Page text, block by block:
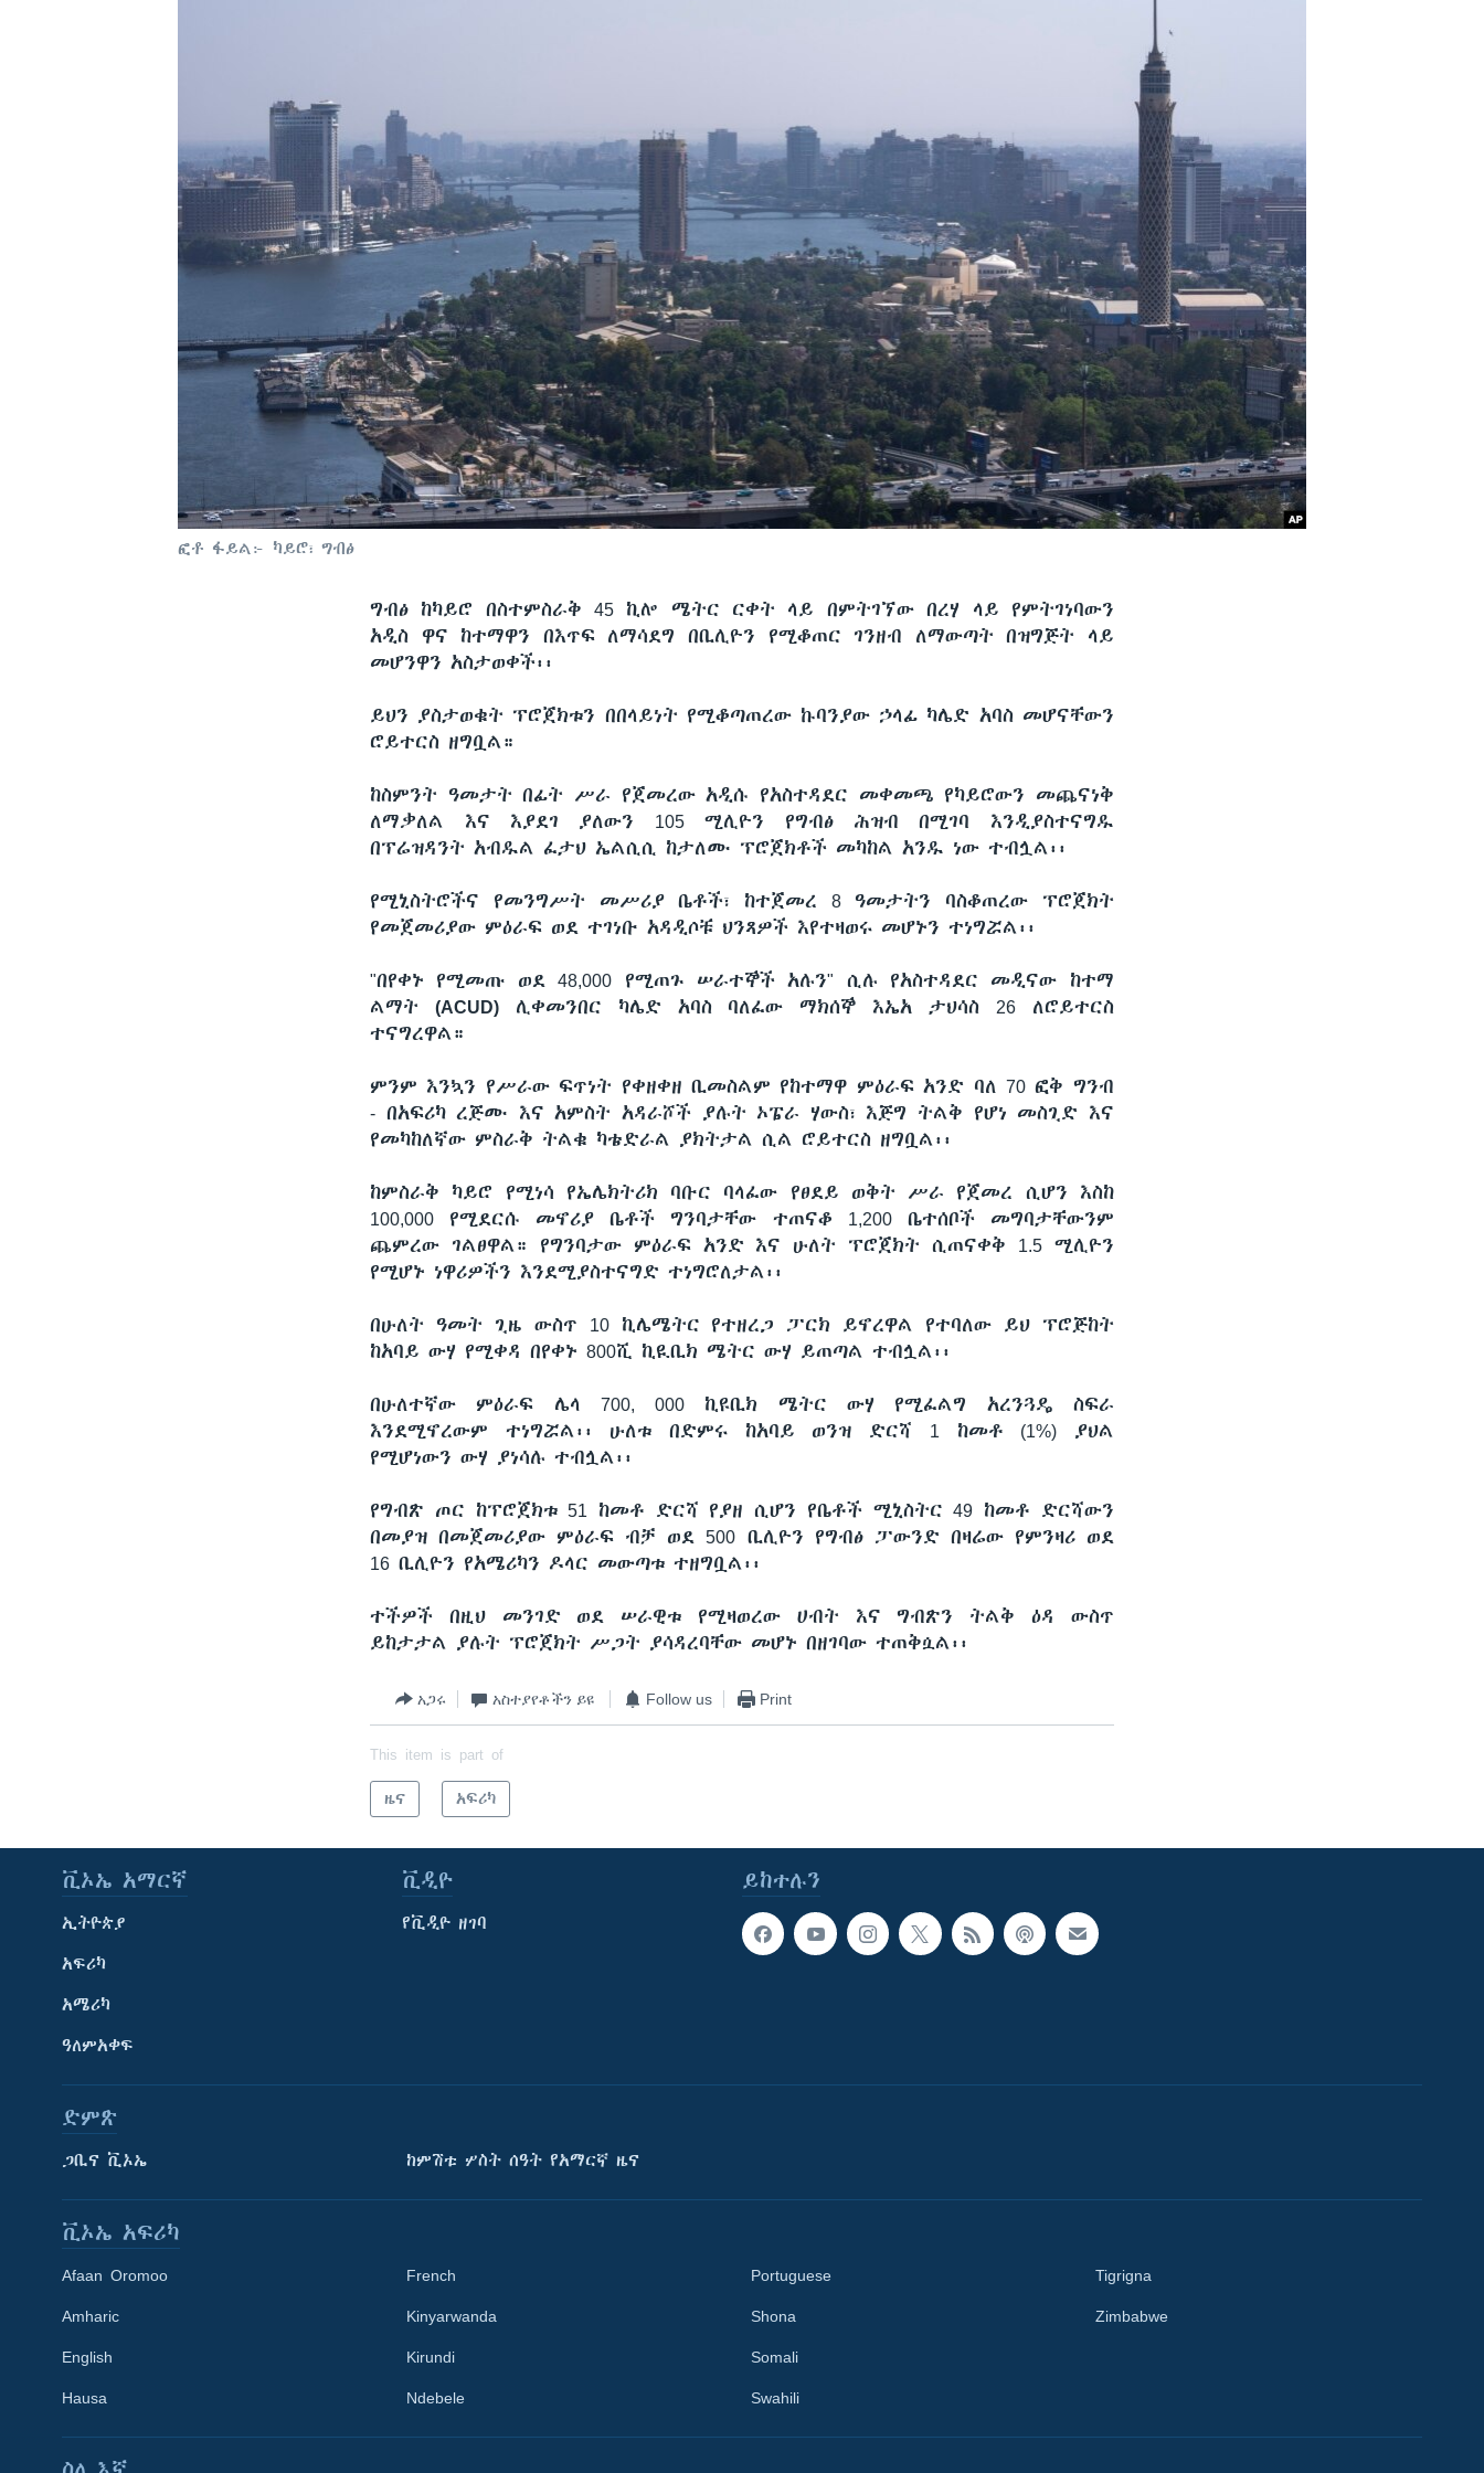
Learning English
ፎቶ ፋይል፦ ካይሮ፣ ግብፅ
ግብፅ ከካይሮ በስተምስራቅ 45 ኪሎ ሜትር ርቀት ላይ በምትገኘው በረሃ ላይ የምትገነባውን
አዲስ ዋና ከተማዋን በእጥፍ ለማሳደግ በቢሊዮን የሚቆጠር ገንዘብ ለማውጣት በዝግጅት ላይ
መሆንዋን አስታወቀች፡፡
ይህን ያስታወቁት ፕሮጀክቱን በበላይነት የሚቆጣጠረው ኩባንያው ኃላፊ ካሌድ አባስ መሆናቸውን
ሮይተርስ ዘግቧል።
ከስምንት ዓመታት በፊት ሥራ የጀመረው አዲሱ የአስተዳደር መቀመጫ የካይሮውን መጨናነቅ
ለማቃለል እና እያደገ ያለውን 105 ሚሊዮን የግብፅ ሕዝብ በሚገባ እንዲያስተናግዱ
በፕሬዝዳንት አብዱል ፈታህ ኤልሲሲ ከታለሙ ፕሮጀክቶች መካከል አንዱ ነው ተብሏል፡፡
የሚኒስትሮችና የመንግሥት መሥሪያ ቤቶች፣ ከተጀመረ 8 ዓመታትን ባስቆጠረው ፕሮጀክት
የመጀመሪያው ምዕራፍ ወደ ተገነቡ አዳዲሶቹ ህንጻዎች እየተዛወሩ መሆኑን ተነግሯል፡፡
"በየቀኑ የሚመጡ ወደ 48,000 የሚጠጉ ሠራተኞች አሉን" ሲሉ የአስተዳደር መዲናው ከተማ
ልማት (ACUD)ሊቀመንበር ካሌድ አባስ ባለፈው ማክሰኞ እኤአ ታህሳስ 26 ለሮይተርስ
ተናግረዋል።
ምንም እንኳን የሥራው ፍጥነት የቀዘቀዘ ቢመስልም የከተማዋ ምዕራፍ አንድ ባለ 70 ፎቅ ግንብ
- በአፍሪካ ረጅሙ እና አምስት አዳራሾች ያሉት ኦፔራ ሃውስ፣ እጅግ ትልቅ የሆነ መስጊድ እና
የመካከለኛው ምስራቅ ትልቁ ካቴድራል ያክትታል ሲል ሮይተርስ ዘግቧል፡፡
ከምስራቅ ካይሮ የሚነሳ የኤሌክትሪክ ባቡር ባላፈው የፀደይ ወቅት ሥራ የጀመረ ሲሆን እስከ
100,000 የሚደርሱ መኖሪያ ቤቶች ግንባታቸው ተጠናቆ 1,200 ቤተሰቦች መግባታቸውንም
ጨምረው ገልፀዋል። የግንባታው ምዕራፍ አንድ እና ሁለት ፕሮጀክት ሲጠናቀቅ 1.5 ሚሊዮን
የሚሆኑ ነዋሪዎችን እንደሚያስተናግድ ተነግሮለታል፡፡
በሁለት ዓመት ጊዜ ውስጥ 10 ኪሌሜትር የተዘረጋ ፓርክ ይኖረዋል የተባለው ይህ ፕሮጅከት
ከአባይ ውሃ የሚቀዳ በየቀኑ 800ሺ ኪዪቢክ ሜትር ውሃ ይጠጣል ተብሏል፡፡
በሁለተኛው ምዕራፍ ሌላ 700, 000 ኪዩቢክ ሜትር ውሃ የሚፈልግ አረንጓዴ ስፍራ
እንደሚኖረውም ተነግሯል፡፡ ሁለቱ በድምሩ ከአባይ ወንዝ ድርሻ 1 ከመቶ (1%) ያህል
የሚሆነውን ውሃ ያነሳሉ ተብሏል፡፡
የግብጽ ጦር ከፕሮጀክቱ 51 ከመቶ ድርሻ የያዘ ሲሆን የቤቶች ሚኒስትር 49 ከመቶ ድርሻውን
በመያዝ በመጀመሪያው ምዕራፍ ብቻ ወደ 500 ቢሊዮን የግብፅ ፓውንድ በዛሬው የምንዛሪ ወደ
16 ቢሊዮን የአሜሪካን ዶላር መውጣቱ ተዘግቧል፡፡
ተችዎች በዚህ መንገድ ወደ ሠራዊቱ የሚዛወረው ሀብት እና ግብጽን ትልቅ ዕዳ ውስጥ
ይከታታል ያሉት ፕሮጀክት ሥጋት ያሳዳረባቸው መሆኑ በዘገባው ተጠቅሷል፡፡
አጋሩ አስተያየቶችን ይዩ Follow us Print
This item is part of
ዜና አፍሪካ
ይከተሉን
ቪኦኤ አማርኛ
ኢትዮጵያ
አፍሪካ
አሜሪካ
ዓለምአቀፍ
ቪዲዮ
የቪዲዮ ዘገባ
ድምጽ
ጋቢና ቪኦኤ ከምሽቱ ሦስት ሰዓት የአማርኛ ዜና
ቪኦኤ አፍሪካ
Afaan Oromoo
Amharic
English
Hausa
French
Kinyarwanda
Kirundi
Ndebele
Portuguese
Shona
Somali
Swahili
Tigrigna
Zimbabwe